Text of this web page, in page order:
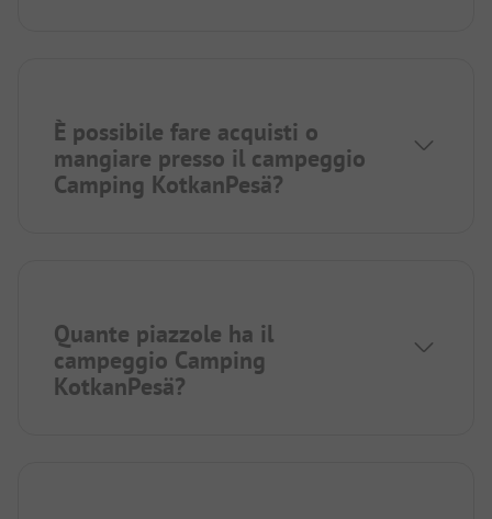
È possibile fare acquisti o
mangiare presso il campeggio
Camping KotkanPesä?
Quante piazzole ha il
campeggio Camping
KotkanPesä?